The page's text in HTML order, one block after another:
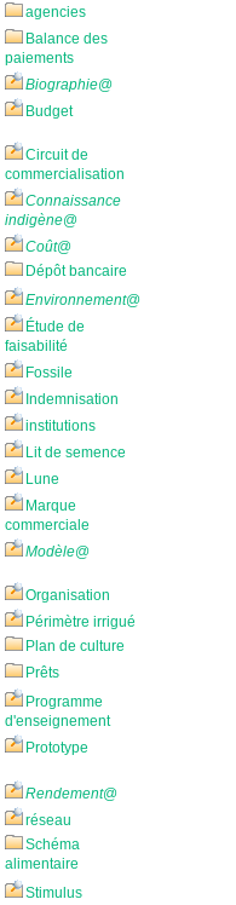
agencies
Balance des
paiements
Biographie@
Budget
Circuit de
commercialisation
Connaissance
indigène@
Coût@
Dépôt bancaire
Environnement@
Étude de
faisabilité
Fossile
Indemnisation
institutions
Lit de semence
Lune
Marque
commerciale
Modèle@
Organisation
Périmètre irrigué
Plan de culture
Prêts
Programme
d'enseignement
Prototype
Rendement@
réseau
Schéma
alimentaire
Stimulus